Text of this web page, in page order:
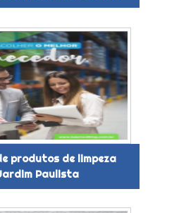
produtos de limpeza
Paulista